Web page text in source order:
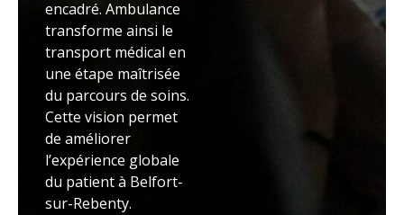
encadré. Ambulance
transforme ainsi le
transport médical en
une étape maîtrisée
du parcours de soins.
Cette vision permet
de améliorer
l’expérience globale
du patient à Belfort-
sur-Rebenty.